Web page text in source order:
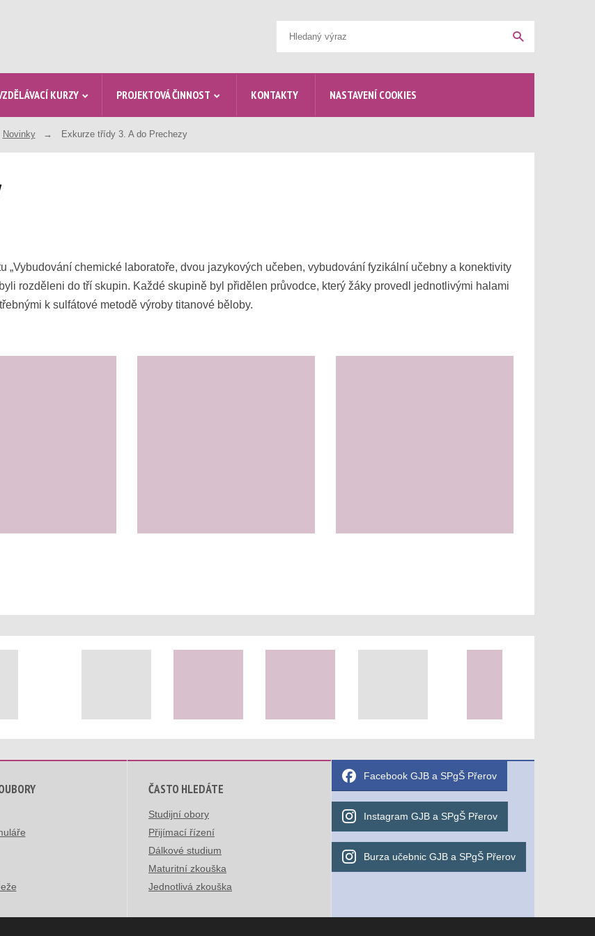
Hledat
KURZY PROJEKTOVÁ ČINNOST KONTAKTY NASTAVENÍ COOKIES
Novinky Exkurze třídy 3. A do Prechezy
„Vybudování chemické laboratoře, dvou jazykových učeben, vybudování fyzikální učebny a konektivity
rozděleni do tří skupin. Každé skupině byl přidělen průvodce, který žáky provedl jednotlivými halami
k sulfátové metodě výroby titanové běloby.
ČASTO HLEDÁTE
Studijní obory
Přijímací řízení
Dálkové studium
Maturitní zkouška
Jednotlivá zkouška
Facebook GJB a SPgŠ Přerov
Instagram GJB a SPgŠ Přerov
Burza učebnic GJB a SPgŠ Přerov